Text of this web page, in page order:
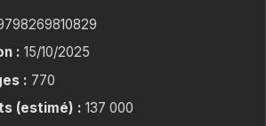
pour stopper ses cauchemars.
vouloir l’aider, il se rapproche
: 15/10/2025
: 770
(estimé) : 137 000